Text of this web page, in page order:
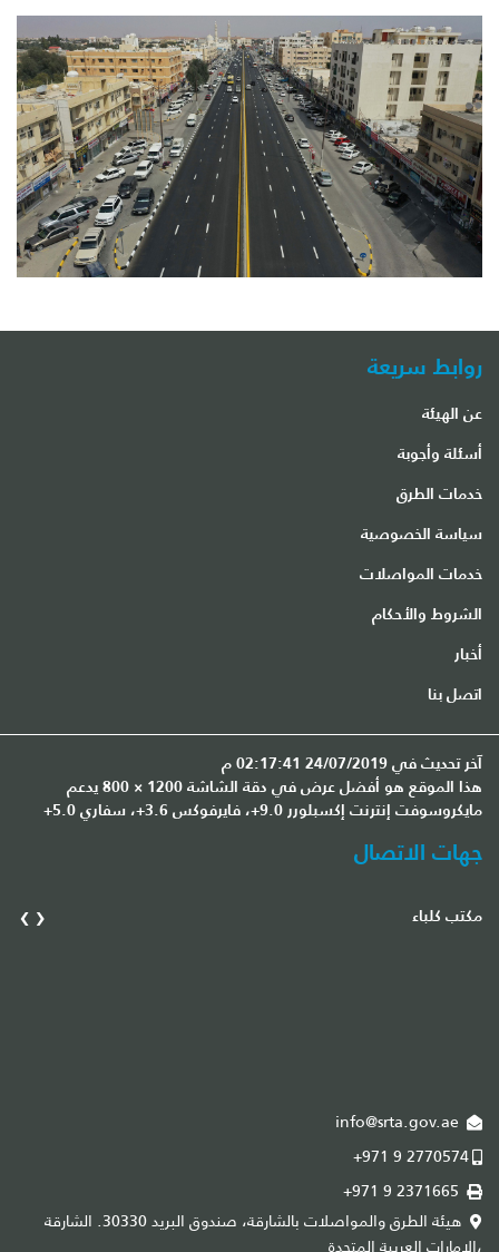
روابط سريعة
عن الهيئة
أسئلة وأجوبة
خدمات الطرق
سياسة الخصوصية
خدمات المواصلات
الشروط والأحكام
أخبار
اتصل بنا
آخر تحديث في 24/07/2019 02:17:41 م
هذا الموقع هو أفضل عرض في دقة الشاشة 1200 × 800 يدعم
مايكروسوفت إنترنت إكسبلورر 9.0+، فايرفوكس 3.6+، سفاري 5.0+
جهات الاتصال
مكتب كلباء
info@srta.gov.ae
+971 9 2770574
+971 9 2371665
هيئة الطرق والمواصلات بالشارقة، صندوق البريد 30330. الشارقة
،الإمارات العربية المتحدة
‹
›